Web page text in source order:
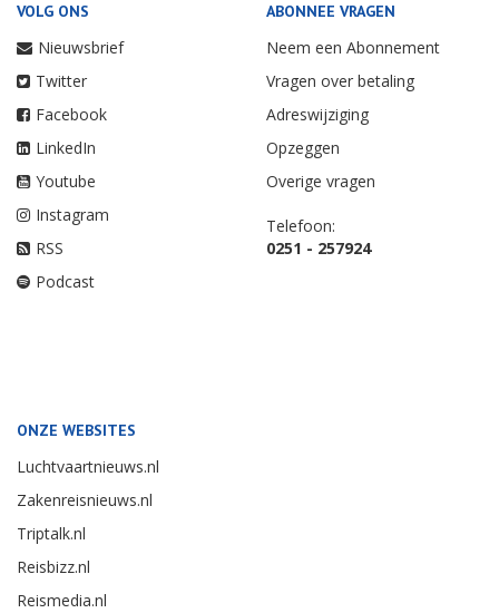
VOLG ONS
Nieuwsbrief
Twitter
Facebook
LinkedIn
Youtube
Instagram
RSS
Podcast
ABONNEE VRAGEN
Neem een Abonnement
Vragen over betaling
Adreswijziging
Opzeggen
Overige vragen
Telefoon:
0251 - 257924
ONZE WEBSITES
Luchtvaartnieuws.nl
Zakenreisnieuws.nl
Triptalk.nl
Reisbizz.nl
Reismedia.nl